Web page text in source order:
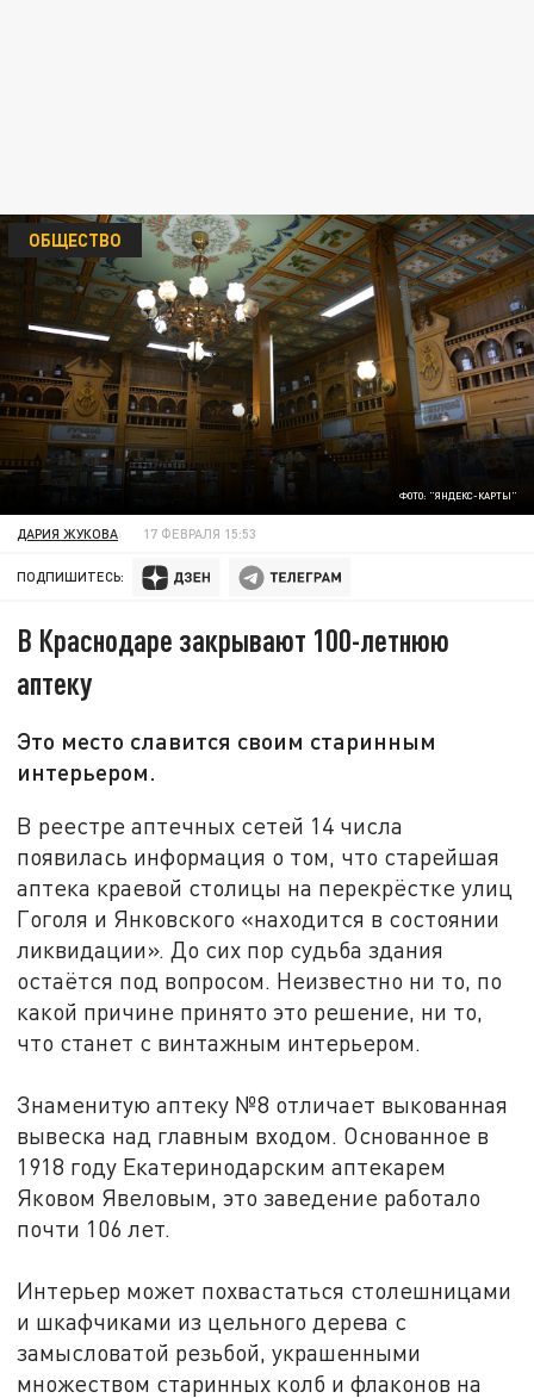
ФОТО: "ЯНДЕКС-КАРТЫ"
ОБЩЕСТВО
ДАРИЯ ЖУКОВА 17 ФЕВРАЛЯ 15:53
ПОДПИШИТЕСЬ:
В Краснодаре закрывают 100-летнюю
аптеку
Это место славится своим старинным
интерьером.
В реестре аптечных сетей 14 числа
появилась информация о том, что старейшая
аптека краевой столицы на перекрёстке улиц
Гоголя и Янковского «находится в состоянии
ликвидации». До сих пор судьба здания
остаётся под вопросом. Неизвестно ни то, по
какой причине принято это решение, ни то,
что станет с винтажным интерьером.
Знаменитую аптеку №8 отличает выкованная
вывеска над главным входом. Основанное в
1918 году Екатеринодарским аптекарем
Яковом Явеловым, это заведение работало
почти 106 лет.
Интерьер может похвастаться столешницами
и шкафчиками из цельного дерева с
замысловатой резьбой, украшенными
множеством старинных колб и флаконов на